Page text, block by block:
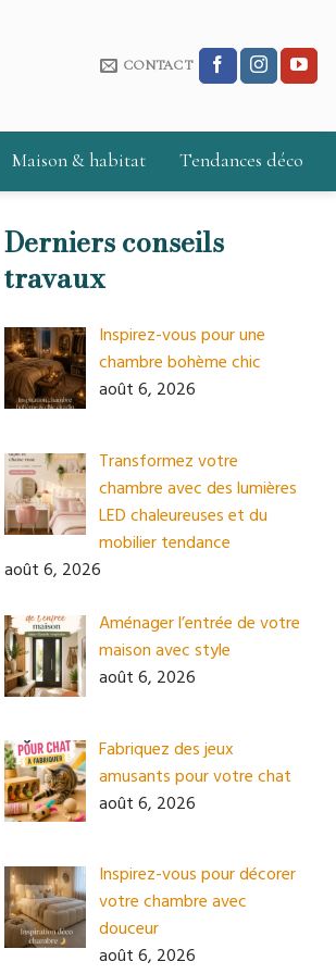
CONTACT
Maison & habitat Tendances déco
Derniers conseils
travaux
Inspirez-vous pour une
chambre bohème chic
août 6, 2026
Transformez votre
chambre avec des lumières
LED chaleureuses et du
mobilier tendance
août 6, 2026
Aménager l’entrée de votre
maison avec style
août 6, 2026
Fabriquez des jeux
amusants pour votre chat
août 6, 2026
Inspirez-vous pour décorer
votre chambre avec
douceur
août 6, 2026